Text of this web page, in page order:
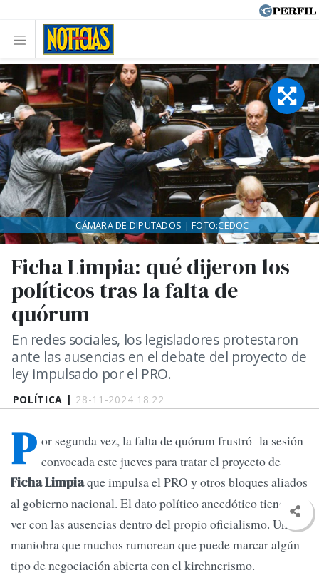
POLÍTICA | 28-11-2024 18:22
Ficha Limpia: qué dijeron los
políticos tras la falta de
quórum
En redes sociales, los legisladores protestaron
ante las ausencias en el debate del proyecto de
ley impulsado por el PRO.
CÁMARA DE DIPUTADOS | FOTO:CEDOC
P or segunda vez, la falta de quórum frustró la sesión
convocada este jueves para tratar el proyecto de
Ficha Limpiaque impulsa el PRO y otros bloques aliados
al gobierno nacional. El dato político anecdótico tiene que
ver con las ausencias dentro del propio oficialismo. Una
maniobra que muchos rumorean que puede marcar algún
tipo de negociación abierta con el kirchnerismo.